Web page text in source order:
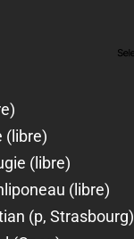
(libre)
(libre)
(libre)
(p, Strasbourg)